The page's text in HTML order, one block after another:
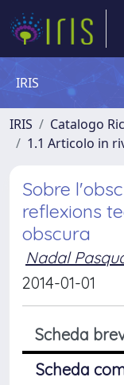
IRIS
IRIS Catalogo
1.1 Articolo in
Sobre
reflexions
obscura
Nadal
2014-01-01
Scheda
Scheda